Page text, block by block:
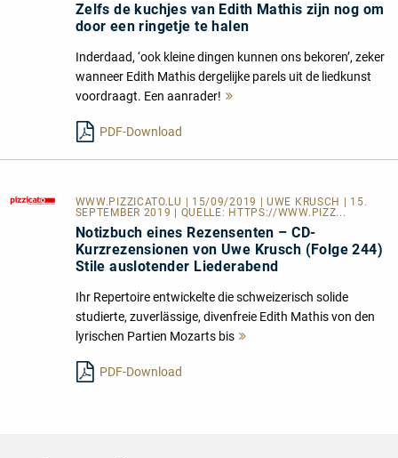
Zelfs de kuchjes van Edith Mathis zijn nog om
door een ringetje te halen
Inderdaad, ‘ook kleine dingen kunnen ons bekoren’, zeker
wanneer Edith Mathis dergelijke parels uit de liedkunst
voordraagt. Een aanrader!
PDF-Download
WWW.PIZZICATO.LU
| 15/09/2019 | UWE KRUSCH | 15.
SEPTEMBER 2019 | QUELLE: HTTPS://WWW.PIZZ...
Notizbuch eines Rezensenten – CD-
Kurzrezensionen von Uwe Krusch (Folge 244)
Stile auslotender Liederabend
Ihr Repertoire entwickelte die schweizerisch solide
studierte, zuverlässige, divenfreie Edith Mathis von den
lyrischen Partien Mozarts bis
PDF-Download